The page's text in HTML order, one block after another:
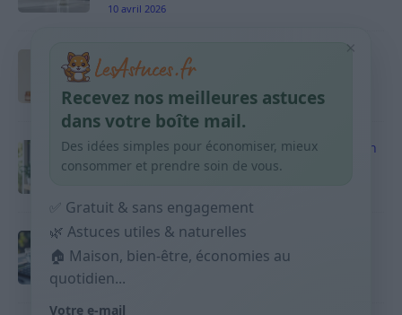
10 avril 2026
Taches pigmentaires : routine simple +
habitudes qui aident
9 avril 2026
Produits ménagers : comment économiser en
courses sans acheter 10 sprays
Budget mensuel : méthode rapide pour
répartir son salaire dès le jour de paie
9 avril 2026
×
Recevez nos meilleures astuces
dans votre boîte mail.
Des idées simples pour économiser, mieux
consommer et prendre soin de vous.
✅ Gratuit & sans engagement
🌿 Astuces utiles & naturelles
🏠 Maison, bien-être, économies au
quotidien...
Votre e-mail